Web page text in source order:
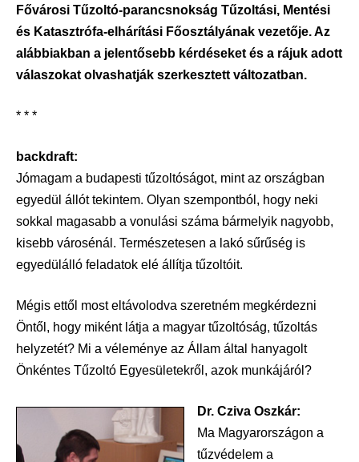
Fővárosi Tűzoltó-parancsnokság Tűzoltási, Mentési
és Katasztrófa-elhárítási Főosztályának vezetője. Az
alábbiakban a jelentősebb kérdéseket és a rájuk adott
válaszokat olvashatják szerkesztett változatban.
* * *
backdraft:
Jómagam a budapesti tűzoltóságot, mint az országban
egyedül állót tekintem. Olyan szempontból, hogy neki
sokkal magasabb a vonulási száma bármelyik nagyobb,
kisebb városénál. Természetesen a lakó sűrűség is
egyedülálló feladatok elé állítja tűzoltóit.
Mégis ettől most eltávolodva szeretném megkérdezni
Öntől, hogy miként látja a magyar tűzoltóság, tűzoltás
helyzetét? Mi a véleménye az Állam által hanyagolt
Önkéntes Tűzoltó Egyesületekről, azok munkájáról?
Dr. Cziva Oszkár:
Ma Magyarországon a
tűzvédelem a